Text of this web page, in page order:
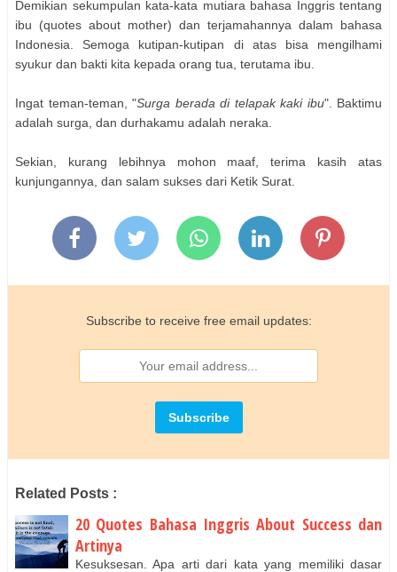
Demikian sekumpulan kata-kata mutiara bahasa Inggris tentang
ibu (quotes about mother) dan terjamahannya dalam bahasa
Indonesia. Semoga kutipan-kutipan di atas bisa mengilhami
syukur dan bakti kita kepada orang tua, terutama ibu.
Ingat teman-teman, "Surga berada di telapak kaki ibu". Baktimu
adalah surga, dan durhakamu adalah neraka.
Sekian, kurang lebihnya mohon maaf, terima kasih atas
kunjungannya, dan salam sukses dari Ketik Surat.
Subscribe to receive free email updates:
Related Posts :
20 Quotes Bahasa Inggris About Success dan
Artinya
Kesuksesan. Apa arti dari kata yang memiliki dasar